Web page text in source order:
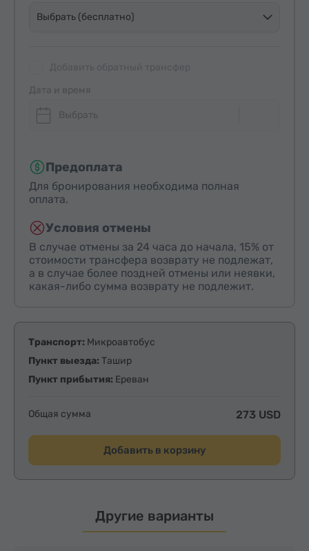
Выбрать (бесплатно)
Дата и время
Выбрать
Предоплата
Для бронирования необходима полная
оплата.
Условия отмены
В случае отмены за 24 часа до начала, 15% от
стоимости трансфера возврату не подлежат,
а в случае более поздней отмены или неявки,
какая-либо сумма возврату не подлежит.
Транспорт: Микроавтобус
Пункт выезда: Ташир
Пункт прибытия: Ереван
Общая сумма 273 USD
Добавить в корзину
Другие варианты